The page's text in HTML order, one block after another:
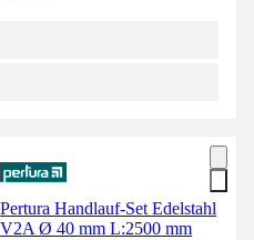
Pertura Handlauf-Set Edelstahl
V2A Ø 40 mm L:2500 mm